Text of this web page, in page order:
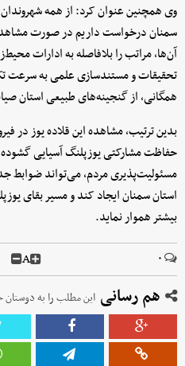
وی همچنین عنوان کرد: از همه
سمنان درخواست داریم در صورت مشاهده
آن‌ها، مراتب را بلافاصله به ادارات
تحقیقات و مستندسازی علمی به سرعت
همگانی، از گنجینه‌های طبیعی استان
بدین ترتیب، مشاهده این قلاده یوز در
حفاظت مشارکتی یوزپلنگ آسیایی
مسئولیت‌پذیری مردم، می‌تواند
استان سمنان ایجاد کند و مسیر بقای
بیشتر هموار نماید.
۰ A
هم رسانی این مطلب را به دوستان